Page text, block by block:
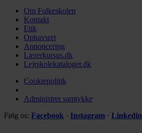
Om Folkeskolen
Kontakt
Etik
Ophavsret
Annoncering
Lærerkursus.dk
Lejrskolekataloget.dk
Cookiepolitik
Administrer samtykke
Følg os: Facebook · Instagram · Linkedin